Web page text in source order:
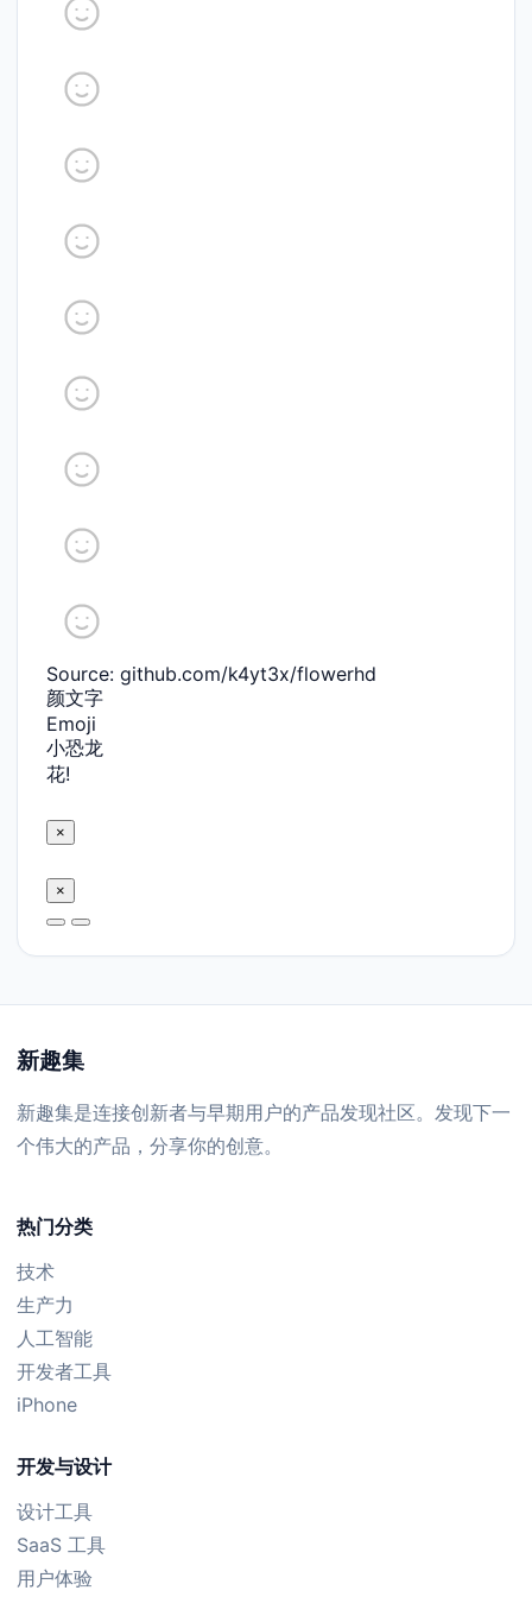
Source: github.com/k4yt3x/flowerhd
颜文字
Emoji
小恐龙
花!
×
×
新趣集
新趣集是连接创新者与早期用户的产品发现社区。发现下一
个伟大的产品，分享你的创意。
热门分类
技术
生产力
人工智能
开发者工具
iPhone
开发与设计
设计工具
SaaS 工具
用户体验